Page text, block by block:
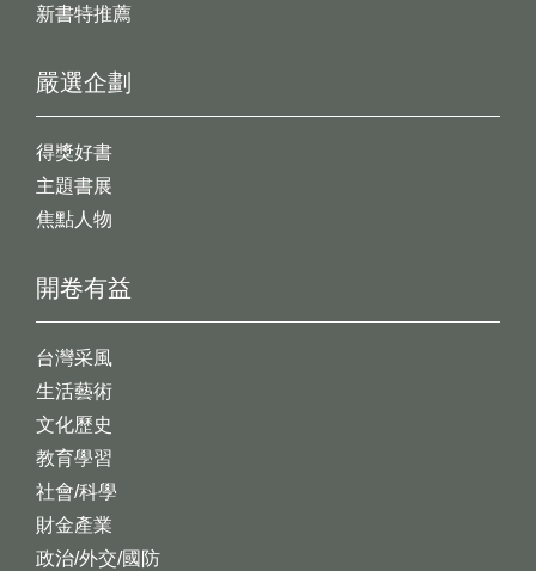
新書特推薦
開卷有益
台灣采風
生活藝術
文化歷史
教育學習
社會/科學
財金產業
政治/外交/國防
嚴選企劃
得獎好書
主題書展
焦點人物